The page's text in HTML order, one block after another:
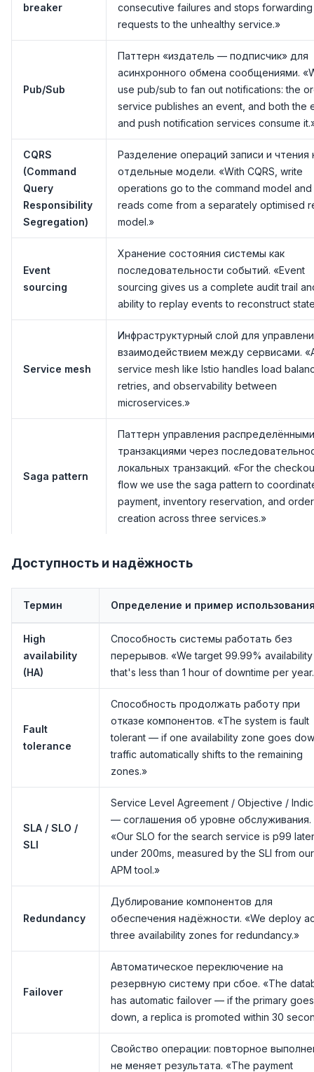
breaker
consecutive failures and stops forwarding
requests to the unhealthy service.»
Pub/Sub
Паттерн «издатель — подписчик» для
асинхронного обмена сообщениями.
use pub/sub to fan out notifications: the
service publishes an event, and both the
and push notification services consume
CQRS
(Command
Query
Responsibility
Segregation)
Разделение операций записи и чтения
отдельные модели. «With CQRS, write
operations go to the command model and
reads come from a separately optimised
model.»
Event
sourcing
Хранение состояния системы как
последовательности событий. «Event
sourcing gives us a complete audit trail
ability to replay events to reconstruct
Service mesh
Инфраструктурный слой для
взаимодействием между сервисами.
service mesh like Istio handles load
retries, and observability between
microservices.»
Saga pattern
Паттерн управления распределёнными
транзакциями через
локальных транзакций. «For the
flow we use the saga pattern to
payment, inventory reservation, and order
creation across three services.»
Доступность и надёжность
Термин Определение и пример
High
availability
(HA)
Способность системы работать без
перерывов. «We target 99.99%
that's less than 1 hour of downtime per
Fault
tolerance
Способность продолжать работу при
отказе компонентов. «The system is fault
tolerant — if one availability zone goes
traffic automatically shifts to the remaining
zones.»
SLA / SLO /
SLI
Service Level Agreement / Objective /
— соглашения об уровне обслуживания.
«Our SLO for the search service is p99
under 200ms, measured by the SLI from our
APM tool.»
Redundancy
Дублирование компонентов для
обеспечения надёжности. «We deploy
three availability zones for redundancy.»
Failover
Автоматическое переключение на
резервную систему при сбое. «The
has automatic failover — if the primary goes
down, a replica is promoted within 30
Свойство операции: повторное
не меняет результата. «The payment